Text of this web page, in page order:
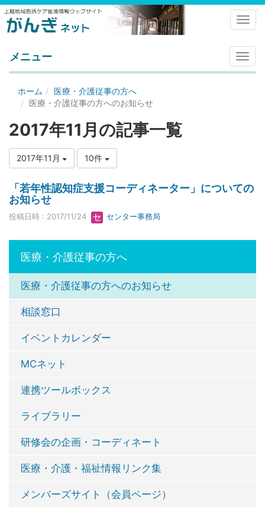
メ
ニ
メニュー
ホーム
医療・介護従事の方へ
医療・介護従事の方へのお知らせ
2017年11月の記事一覧
2017年11月 10件
「若年性認知症支援コーディネーター」についての
お知らせ
投稿日時 : 2017/11/24 センター事務局
医療・介護従事の方へ
医療・介護従事の方へのお知らせ
相談窓口
イベントカレンダー
MCネット
連携ツールボックス
ライブラリー
研修会の企画・コーディネート
医療・介護・福祉情報リンク集
メンバーズサイト（会員ページ）